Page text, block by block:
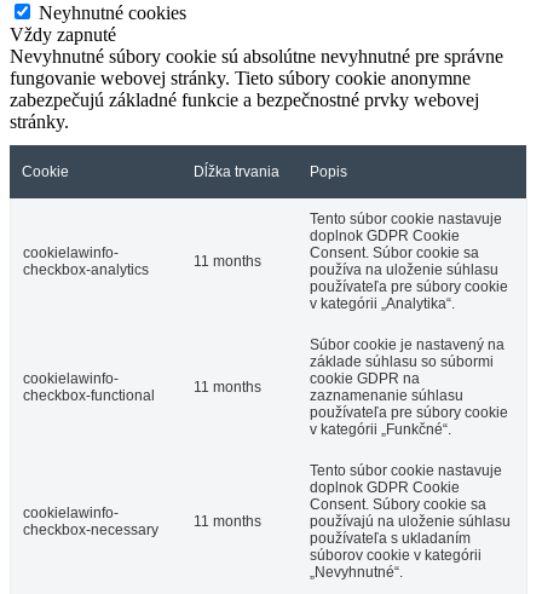
Neyhnutné cookies
Vždy zapnuté
Nevyhnutné súbory cookie sú absolútne nevyhnutné pre správne
fungovanie webovej stránky. Tieto súbory cookie anonymne
zabezpečujú základné funkcie a bezpečnostné prvky webovej
stránky.
Cookie Dĺžka trvania Popis
cookielawinfo-
checkbox-analytics
11 months
Tento súbor cookie nastavuje
doplnok GDPR Cookie
Consent. Súbor cookie sa
používa na uloženie súhlasu
používateľa pre súbory cookie
v kategórii „Analytika“.
cookielawinfo-
checkbox-functional
11 months
Súbor cookie je nastavený na
základe súhlasu so súbormi
cookie GDPR na
zaznamenanie súhlasu
používateľa pre súbory cookie
v kategórii „Funkčné“.
cookielawinfo-
checkbox-necessary
11 months
Tento súbor cookie nastavuje
doplnok GDPR Cookie
Consent. Súbory cookie sa
používajú na uloženie súhlasu
používateľa s ukladaním
súborov cookie v kategórii
„Nevyhnutné“.